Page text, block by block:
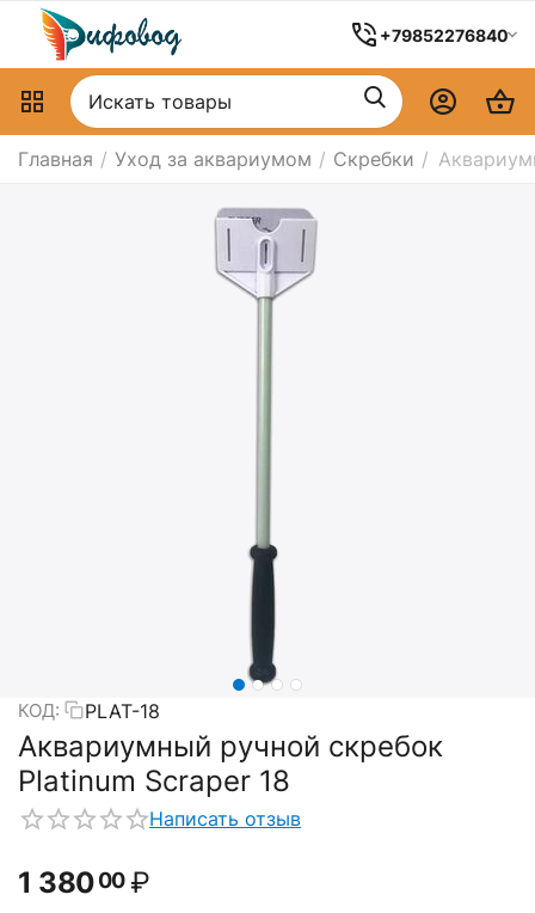
+79852276840
Главная / Уход за аквариумом / Скребки /
КОД: PLAT-18
Аквариумный ручной скребок
Platinum Scraper 18
Написать отзыв
1 38000 ₽